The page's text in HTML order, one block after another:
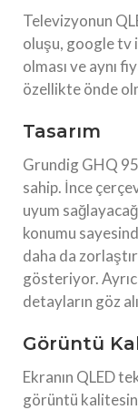
Televizyonun
oluşu, google tv
olması ve aynı
özellikte önde
Tasarım
Grundig GHQ
sahip. İnce
uyum
konumu
daha da
gösteriyor.
detayların göz
Görüntü
Ekranın QLED
görüntü